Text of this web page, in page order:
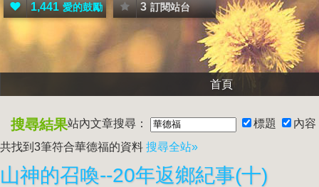
1,441 愛的鼓勵 3 訂閱站台
首頁
搜尋結果站內文章搜尋： 標題
內容
共找到3筆符合華德福的資料 搜尋全站»
山神的召喚--20年返鄉紀事(十)